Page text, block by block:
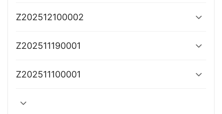
Z202512100002
Z202511190001
Z202511100001